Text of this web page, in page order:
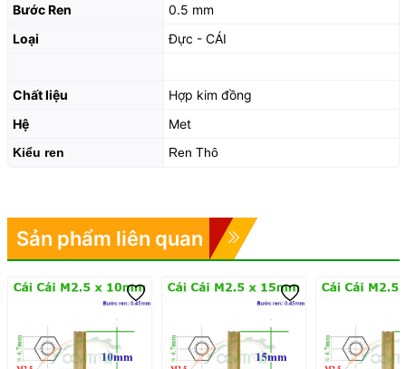
Bước Ren
0.5 mm
Loại
Đực - CÁI
Chất liệu
Hợp kim đồng
Hệ
Met
Kiểu ren Ren Thô
Sản phẩm liên quan